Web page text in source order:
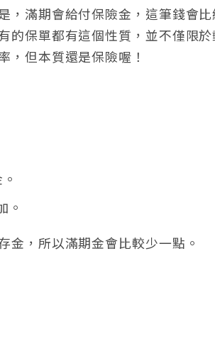
，滿期會給付保險金，這筆錢會比
的保單都有這個性質，並不僅限於
，但本質還是保險喔！
。
金，所以滿期金會比較少一點。